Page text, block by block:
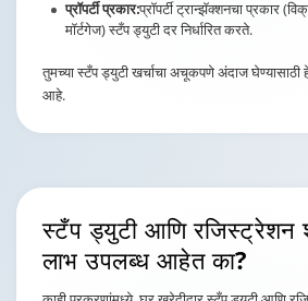
प्रॉपर्टी प्रकार:प्रॉपर्टी ट्रान्झॅक्शनचा प्रकार
मॉर्टगेज) स्टँप ड्युटी दर निर्धारित करते.
तुमच्या स्टँप ड्युटी खर्चाचा अचूकपणे अंदाज
आहे.
स्टँप ड्युटी आणि रजिस्ट्रेशन
लाभ उपलब्ध आहेत का?